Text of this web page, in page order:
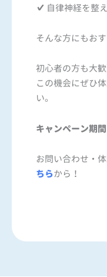
✔ 自律神経を整
そんな方にもおす
初心者の方も大歓
この機会にぜひ
い。
キャンペーン期
お問い合わせ・
ちらから！